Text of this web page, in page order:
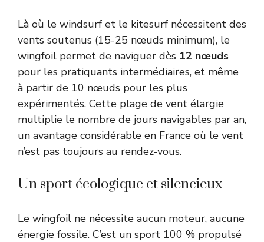
Là où le windsurf et le kitesurf nécessitent des
vents soutenus (15-25 nœuds minimum), le
wingfoil permet de naviguer dès 12 nœuds
pour les pratiquants intermédiaires, et même
à partir de 10 nœuds pour les plus
expérimentés. Cette plage de vent élargie
multiplie le nombre de jours navigables par an,
un avantage considérable en France où le vent
n’est pas toujours au rendez-vous.
Un sport écologique et silencieux
Le wingfoil ne nécessite aucun moteur, aucune
énergie fossile. C’est un sport 100 % propulsé